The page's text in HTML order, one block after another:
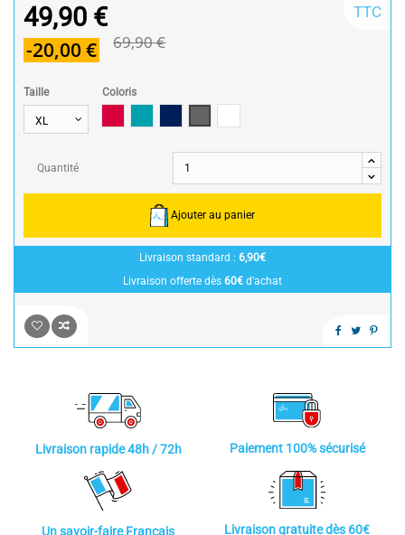
49,90 €
-20,00 € 69,90 €
TTC
Taille
Coloris
Quantité
Ajouter au panier
Livraison standard : 6,90€
Livraison offerte dès 60€ d’achat
Livraison rapide 48h / 72h Paiement 100% sécurisé
Un savoir-faire Français Livraison gratuite dès 60€